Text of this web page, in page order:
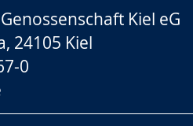
Kiel eG
24105 Kiel
0